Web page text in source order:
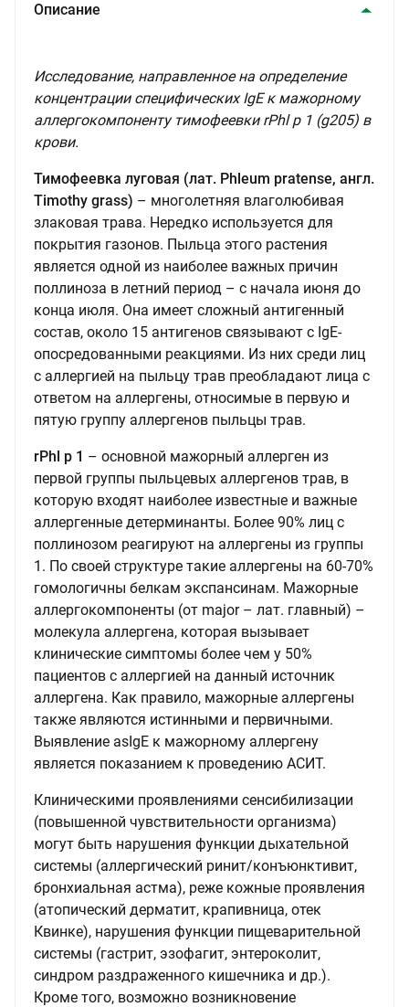
Описание
Исследование, направленное на определение
концентрации специфических IgE к мажорному
аллергокомпоненту тимофеевки rPhl p 1 (g205) в
крови.
Тимофеевка луговая (лат. Phleum pratense, англ.
Timothy grass) – многолетняя влаголюбивая
злаковая трава. Нередко используется для
покрытия газонов. Пыльца этого растения
является одной из наиболее важных причин
поллиноза в летний период – с начала июня до
конца июля. Она имеет сложный антигенный
состав, около 15 антигенов связывают с IgE-
опосредованными реакциями. Из них среди лиц
с аллергией на пыльцу трав преобладают лица с
ответом на аллергены, относимые в первую и
пятую группу аллергенов пыльцы трав.
rPhl p 1 – основной мажорный аллерген из
первой группы пыльцевых аллергенов трав, в
которую входят наиболее известные и важные
аллергенные детерминанты. Более 90% лиц с
поллинозом реагируют на аллергены из группы
1. По своей структуре такие аллергены на 60-70%
гомологичны белкам экспансинам. Мажорные
аллергокомпоненты (от major – лат. главный) –
молекула аллергена, которая вызывает
клинические симптомы более чем у 50%
пациентов с аллергией на данный источник
аллергена. Как правило, мажорные аллергены
также являются истинными и первичными.
Выявление asIgE к мажорному аллергену
является показанием к проведению АСИТ.
Клиническими проявлениями сенсибилизации
(повышенной чувствительности организма)
могут быть нарушения функции дыхательной
системы (аллергический ринит/конъюнктивит,
бронхиальная астма), реже кожные проявления
(атопический дерматит, крапивница, отек
Квинке), нарушения функции пищеварительной
системы (гастрит, эзофагит, энтероколит,
синдром раздраженного кишечника и др.).
Кроме того, возможно возникновение